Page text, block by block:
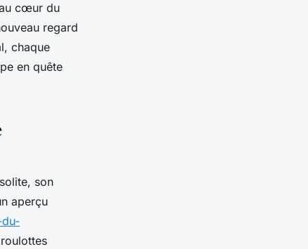
cœur du
regard
chaque
en quête
son
aperçu